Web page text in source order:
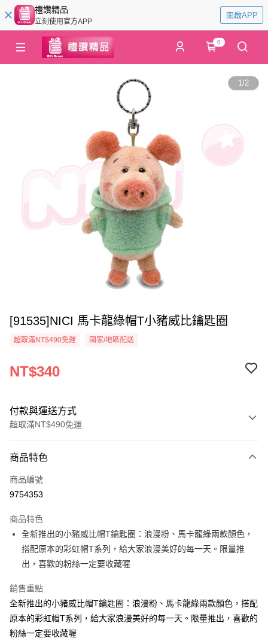
禮讚精品
立刻使用官方APP
開啟APP
0
1/2
[91535]NICI 馬卡龍綠帽T小豬威比鑰匙圈
超取滿NT$490免運 國家/地區配送
NT$340
付款與運送方式
超取滿NT$490免運
信用卡一次付款
超商取貨付款
Apple Pay
街口支付
AFTEE先享後付
相關說明
AFTEE先享後付是「在收到商品之後才付款」的支付方式。 讓您購物簡單
ATM付款
商品特色
商品編號
9754353
商品特色
全新推出的小豬威比帽T鑰匙圈：浪漫粉、馬卡龍綠兩款顏色，
搭配原本的彩虹帽T系列，給大家浪漫美好的每一天。限量推
出，喜歡的粉絲一定要收藏喔
銷售重點
全新推出的小豬威比帽T鑰匙圈：浪漫粉、馬卡龍綠兩款顏色，搭配
原本的彩虹帽T系列，給大家浪漫美好的每一天。限量推出，喜歡的
粉絲一定要收藏喔